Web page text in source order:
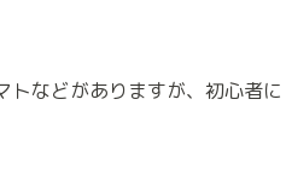
などがありますが、初心者に